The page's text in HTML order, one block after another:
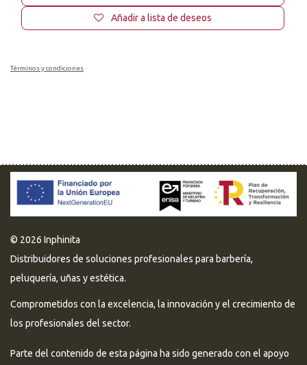
Añadir a lista de deseos
Términos y condiciones
© 2026 Inphinita
Distribuidores de soluciones profesionales para barbería,
peluquería, uñas y estética.
Comprometidos con la excelencia, la innovación y el crecimiento de
los profesionales del sector.
Parte del contenido de esta página ha sido generado con el apoyo